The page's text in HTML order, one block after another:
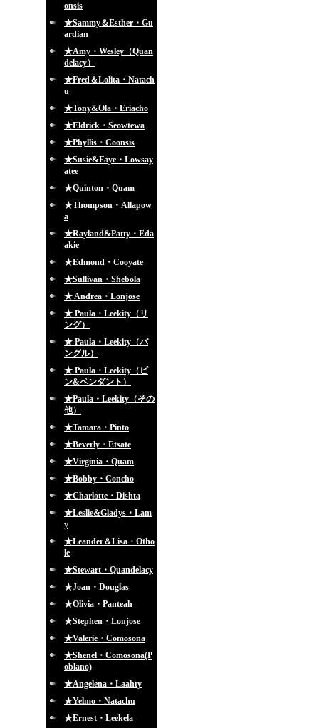
onsis
★Sammy＆Esther・Gu
ardian
★Amy・Wesley（Quan
delacy）
★Fred＆Lolita・Natach
u
★Tony&Ola・Eriacho
★Eldrick・Seowtewa
★Phyllis・Coonsis
★Susie&Faye・Lowsay
atee
★Quinton・Quam
★Thompson・Allapow
a
★Rayland&Patty・Eda
akie
★Edmond・Cooyate
★Sullivan・Shebola
★ Andrea・Lonjose
★ Paula・Leekity（リ
ング）
★ Paula・Leekity（バ
ングル）
★ Paula・Leekity（ピ
ン&ペンダント）
★Paula・Leekity（その
他）
★Tamara・Pinto
★Beverly・Etsate
★Virginia・Quam
★Bobby・Concho
★Charlotte・Dishta
★Leslie&Gladys・Lam
y
★Leander＆Lisa・Otho
le
★Stewart・Quandelacy
★Joan・Douglas
★Olivia・Panteah
★Stephen・Lonjose
★Valerie・Comosona
★Shenel・Comosona(P
oblano)
★Angelena・Laahty
★Yelmo・Natachu
★Ernest・Leekela